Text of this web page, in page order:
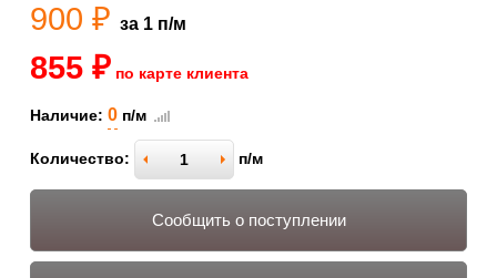
900 ₽ за 1 п/м
855 ₽ по карте клиента
Наличие: 0 п/м
Количество: п/м
Сообщить о поступлении